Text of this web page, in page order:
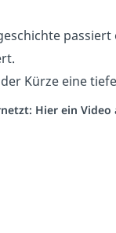
Kürze eine
Hier ein Video